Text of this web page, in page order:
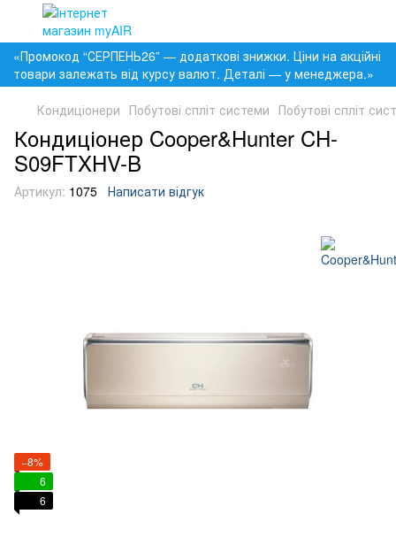
«Промокод “СЕРПЕНЬ26” — додаткові знижки. Ціни на акційні
товари залежать від курсу валют. Деталі — у менеджера.»
Кондиціонери Побутові спліт системи Побутові спліт
Кондиціонер Cooper&Hunter CH-
S09FTXHV-B
Артикул: 1075 Написати відгук
−8%
6
6